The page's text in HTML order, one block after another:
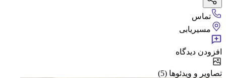
تماس
مسیریابی
افزودن دیدگاه
تصاویر و ویدئوها (5)